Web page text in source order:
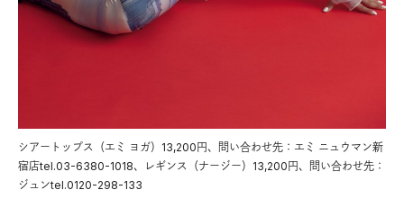
シアートップス（エミ ヨガ）13,200円、問い合わせ先：エミ ニュウマン新
宿店tel.03-6380-1018、レギンス（ナージー）13,200円、問い合わせ先：
ジュンtel.0120-298-133